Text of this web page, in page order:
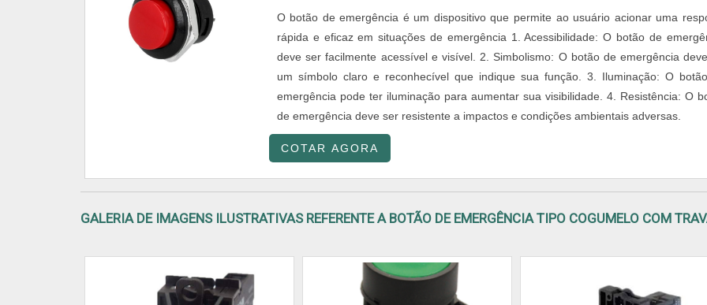
O botão de emergência é um dispositivo que permite ao usuário acionar uma
rápida e eficaz em situações de emergência 1. Acessibilidade: O botão de
deve ser facilmente acessível e visível. 2. Simbolismo: O botão de emergência
um símbolo claro e reconhecível que indique sua função. 3. Iluminação: O
emergência pode ter iluminação para aumentar sua visibilidade. 4. Resistência: O
de emergência deve ser resistente a impactos e condições ambientais adversas.
COTAR AGORA
GALERIA DE IMAGENS ILUSTRATIVAS REFERENTE A BOTÃO DE EMERGÊNCIA TIPO COGUMELO COM